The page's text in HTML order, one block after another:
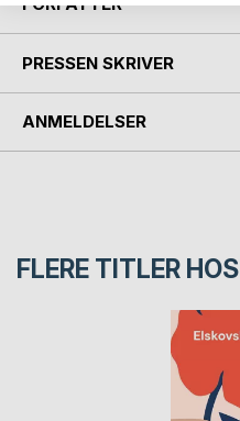
PRESSEN SKRIVER
ANMELDELSER
FLERE TITLER HOS